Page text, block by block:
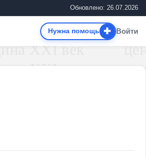
Обновлено: 26.07.2026
Нужна помощь ✚ Войти